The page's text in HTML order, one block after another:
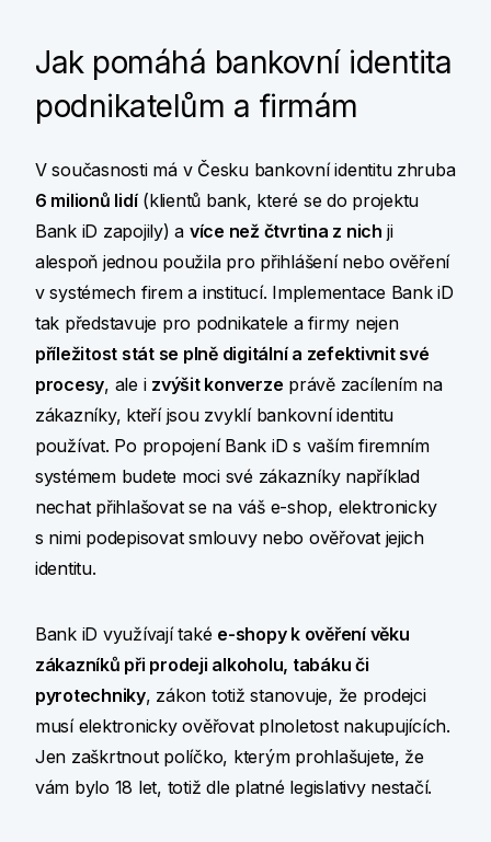
Jak pomáhá bankovní identita
podnikatelům a firmám
V současnosti má v Česku bankovní identitu zhruba
6 milionů lidí(klientů bank, které se do projektu
Bank iD zapojily) a více než čtvrtina z nich ji
alespoň jednou použila pro přihlášení nebo ověření
v systémech firem a institucí. Implementace Bank iD
tak představuje pro podnikatele a firmy nejen
příležitost stát se plně digitální a zefektivnit své
procesy, ale i zvýšit konverze právě zacílením na
zákazníky, kteří jsou zvyklí bankovní identitu
používat. Po propojení Bank iD s vaším firemním
systémem budete moci své zákazníky například
nechat přihlašovat se na váš e-shop, elektronicky
s nimi podepisovat smlouvy nebo ověřovat jejich
identitu.
Bank iD využívají také e-shopy k ověření věku
zákazníků při prodeji alkoholu, tabáku či
pyrotechniky, zákon totiž stanovuje, že prodejci
musí elektronicky ověřovat plnoletost nakupujících.
Jen zaškrtnout políčko, kterým prohlašujete, že
vám bylo 18 let, totiž dle platné legislativy nestačí.